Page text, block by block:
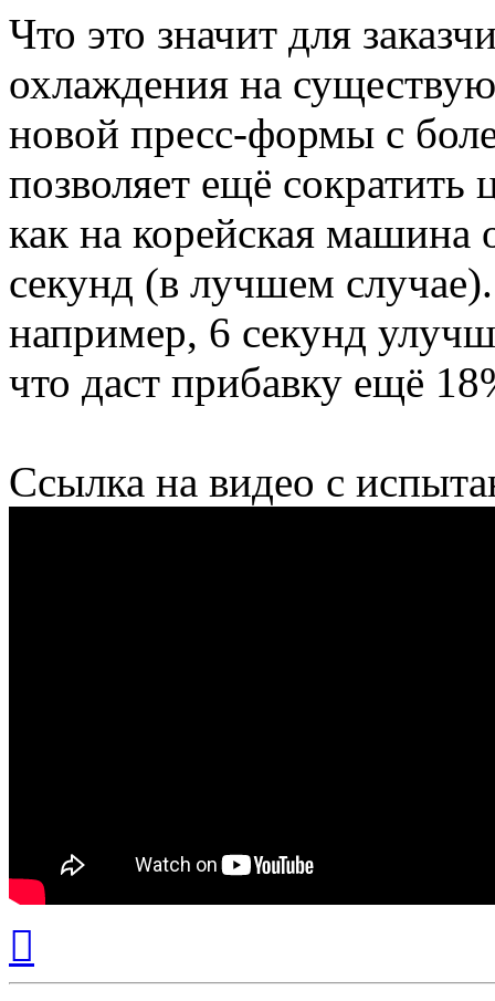
Что это значит для
охлаждения на
новой пресс-формы с
позволяет ещё
как на корейская машина
секунд (в лучшем
например, 6 секунд
что даст прибавку ещё
Ссылка на видео с
началу